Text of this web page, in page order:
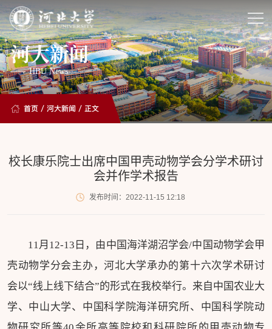
河大新闻
HBU News
首页 /河大新闻 / 正文
校长康乐院士出席中国甲壳动物学会分学术研讨
会并作学术报告
发布时间：2022-11-15 12:18
11月12-13日，由中国海洋湖沼学会/中国动物学会甲
壳动物学分会主办，河北大学承办的第十六次学术研讨
会以“线上线下结合”的形式在我校举行。来自中国农业大
学、中山大学、中国科学院海洋研究所、中国科学院动